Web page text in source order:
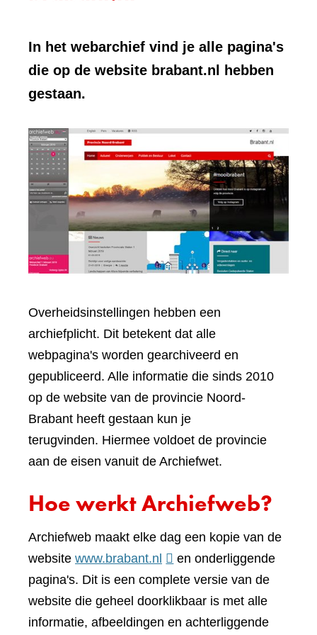
In het webarchief vind je alle pagina's
die op de website brabant.nl hebben
gestaan.
Overheidsinstellingen hebben een
archiefplicht. Dit betekent dat alle
webpagina's worden gearchiveerd en
gepubliceerd. Alle informatie die sinds 2010
op de website van de provincie Noord-
Brabant heeft gestaan kun je
terugvinden. Hiermee voldoet de provincie
aan de eisen vanuit de Archiefwet.
Hoe werkt Archiefweb?
Archiefweb maakt elke dag een kopie van de
website www.brabant.nl (verwijst
naar
een
andere
en onderliggende
pagina's. Dit is een complete versie van de
website die geheel doorklikbaar is met alle
informatie, afbeeldingen en achterliggende